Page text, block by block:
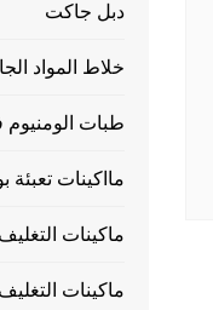
دبل جاكت
خلاط المواد
طبات الومنيوم
مااكينات تعبئة
ماكينات التغليف
ماكينات